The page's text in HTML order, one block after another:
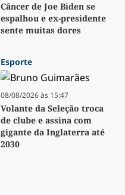
Câncer de Joe Biden se
espalhou e ex-presidente
sente muitas dores
Esporte
08/08/2026 às 15:47
Volante da Seleção troca
de clube e assina com
gigante da Inglaterra até
2030